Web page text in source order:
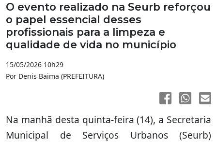
O evento realizado na Seurb reforçou
o papel essencial desses
profissionais para a limpeza e
qualidade de vida no município
15/05/2026 10h29
Por Denis Baima (PREFEITURA)
Na manhã desta quinta-feira (14), a Secretaria
Municipal de Serviços Urbanos (Seurb)